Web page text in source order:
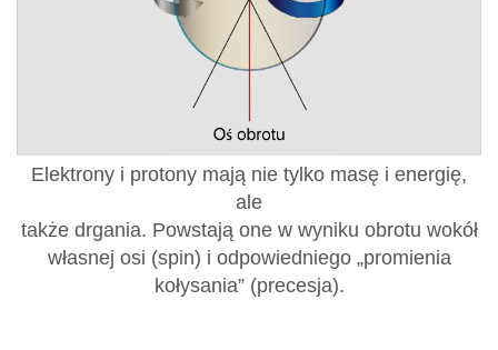
Elektrony i protony mają nie tylko masę i energię,
ale
także drgania. Powstają one w wyniku obrotu wokół
własnej osi (spin) i odpowiedniego „promienia
kołysania” (precesja).